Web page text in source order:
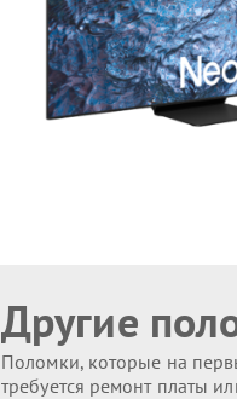
Другие
Поломки, которые на
требуется ремонт платы